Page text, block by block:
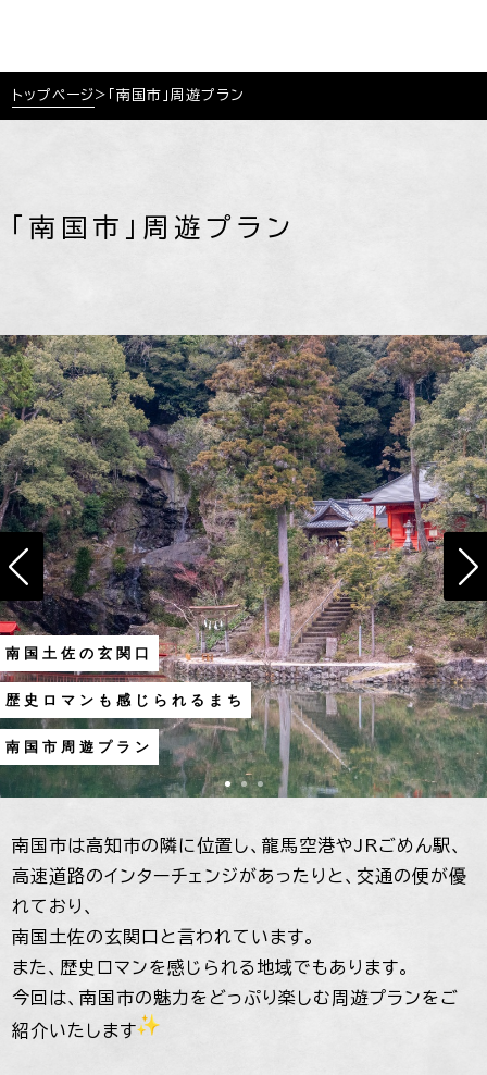
トップページ > 「南国市」周遊プラン
「南国市」周遊プラン
南国土佐の玄関口
歴史ロマンも感じられるまち
南国市周遊プラン
南国市は高知市の隣に位置し、龍馬空港やJRごめん駅、
高速道路のインターチェンジがあったりと、交通の便が優
れており、
南国土佐の玄関口と言われています。
また、歴史ロマンを感じられる地域でもあります。
今回は、南国市の魅力をどっぷり楽しむ周遊プランをご
紹介いたします